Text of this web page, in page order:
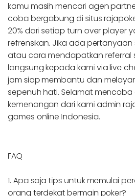
kamu masih mencari agen
coba bergabung di situs
20% dari setiap turn over player
refrensikan. Jika ada
atau cara mendapatkan referral
langsung kepada kami via live
jam siap membantu dan
sepenuh hati. Selamat
kemenangan dari kami admin
games online Indonesia.
FAQ
1. Apa saja tips untuk memulai
orang terdekat bermain poker?